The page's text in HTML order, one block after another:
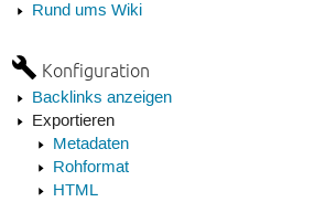
Rund ums Wiki
Konfiguration
Backlinks anzeigen
Exportieren
Metadaten
Rohformat
HTML